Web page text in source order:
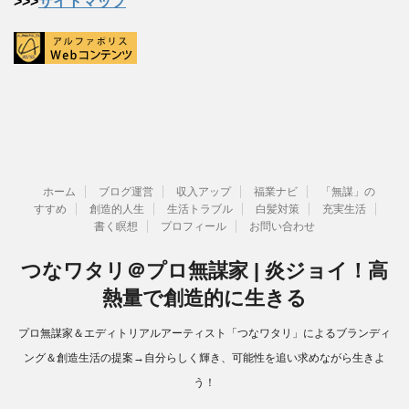
ホーム ブログ運営 収入アップ 福業ナビ
「無謀」の
すすめ
創造的人生 生活トラブル 白髪対策
充実生活
書く瞑想
プロフィール お問い合わせ
つなワタリ＠プロ無謀家 | 炎ジョイ！高
熱量で創造的に生きる
プロ無謀家＆エディトリアルアーティスト「つなワタリ」によるブランディ
ング＆創造生活の提案→自分らしく輝き、可能性を追い求めながら生きよ
う！